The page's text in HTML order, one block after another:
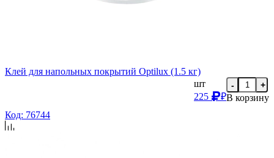
Клей для напольных покрытий Optilux (1.5 кг)
шт
225
₽
- +
В корзину
Код: 76744